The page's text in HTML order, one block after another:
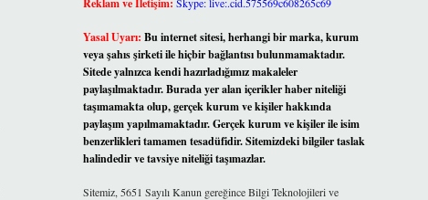
Reklam ve İletişim:
Yasal Uyarı: Bu internet sitesi, herhangi bir marka, kurum
veya şahıs şirketi ile hiçbir bağlantısı bulunmamaktadır.
Sitede yalnızca kendi hazırladığımız makaleler
paylaşılmaktadır. Burada yer alan içerikler haber niteliği
taşımamakta olup, gerçek kurum ve kişiler hakkında
paylaşım yapılmamaktadır. Gerçek kurum ve kişiler ile isim
benzerlikleri tamamen tesadüfidir. Sitemizdeki bilgiler taslak
halindedir ve tavsiye niteliği taşımazlar.
Sitemiz, 5651 Sayılı Kanun gereğince Bilgi Teknolojileri ve